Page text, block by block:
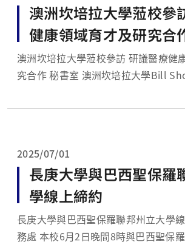
澳洲坎培拉大學蒞校參
健康領域育才及研究合
澳洲坎培拉大學蒞校參訪 研議醫療健
究合作 秘書室 澳洲坎培拉大學Bill Shorten 校長與
明哲校長、李健峰國際長與醫學院吳
2025/07/01
長庚大學與巴西聖保羅
學線上締約
長庚大學與巴西聖保羅聯邦州立大學線上締
務處 本校6月2日晚間8時與巴西聖保羅聯邦州立大學